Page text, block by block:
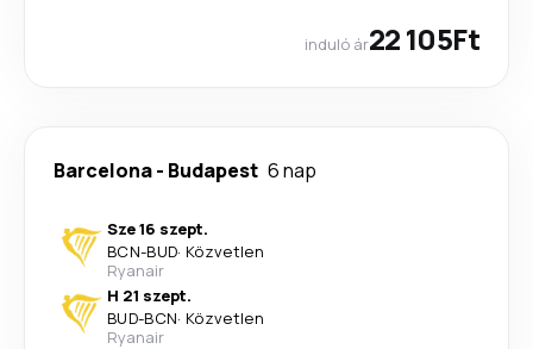
induló ár22 105Ft
Barcelona- Budapest 6 nap
Sze 16 szept.
BCN-BUD· Közvetlen
Ryanair
H 21 szept.
BUD-BCN· Közvetlen
Ryanair